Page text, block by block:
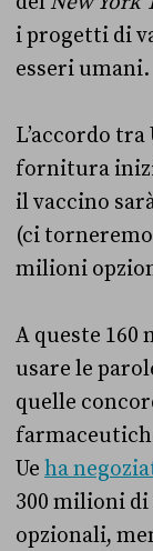
i progetti di
esseri umani.
L’accordo tra
fornitura
il vaccino
(ci
milioni
A queste 160
usare le
quelle
Ue ha
300 milioni
opzionali,